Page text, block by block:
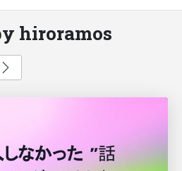
hiroramos